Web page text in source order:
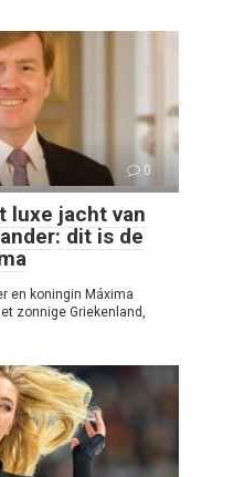
0
luxe jacht van
dit is de
en koningin Máxima
zonnige Griekenland,